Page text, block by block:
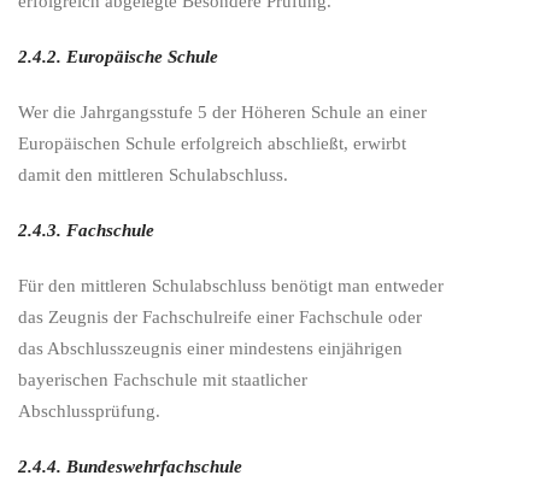
2.4.2. Europäische Schule
Wer die Jahrgangsstufe 5 der Höheren Schule an einer
Europäischen Schule erfolgreich abschließt, erwirbt
damit den mittleren Schulabschluss.
2.4.3. Fachschule
Für den mittleren Schulabschluss benötigt man entweder
das Zeugnis der Fachschulreife einer Fachschule oder
das Abschlusszeugnis einer mindestens einjährigen
bayerischen Fachschule mit staatlicher
Abschlussprüfung.
2.4.4. Bundeswehrfachschule